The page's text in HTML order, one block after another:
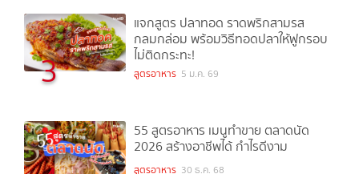
3
แจกสูตร ปลาทอด ราดพริกสามรส
กลมกล่อม พร้อมวิธีทอดปลาให้ฟูกรอบ
ไม่ติดกระทะ!
สูตรอาหาร 5 ม.ค. 69
55 สูตรอาหาร เมนูทำขาย ตลาดนัด
2026 สร้างอาชีพได้ กำไรดีงาม
สูตรอาหาร 30 ธ.ค. 68